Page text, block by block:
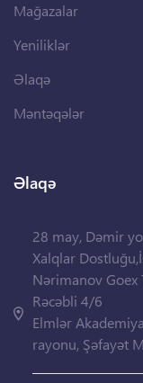
Mağazalar
Yeniliklər
Əlaqə
Məntəqələr
Əlaqə
28 may, Dəmir
Xalqlar
Nərimanov
Rəcəbli 4/6
Elmlər
rayonu, Şəfayət